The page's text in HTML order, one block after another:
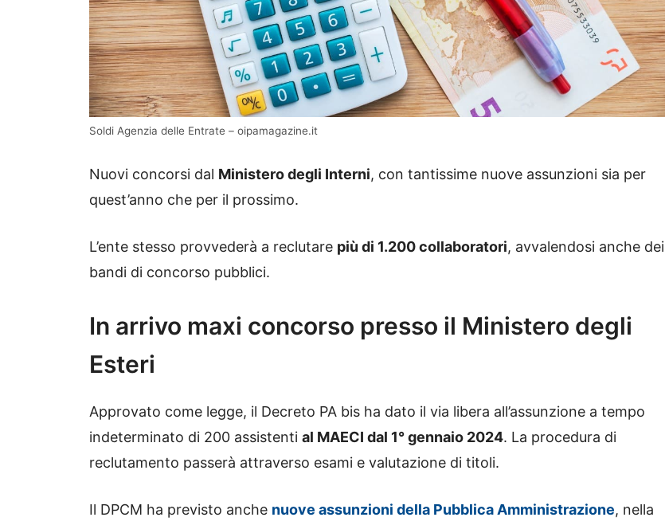
Soldi Agenzia delle Entrate – oipamagazine.it
Nuovi concorsi dal Ministero degli Interni, con tantissime nuove assunzioni sia per
quest’anno che per il prossimo.
L’ente stesso provvederà a reclutare più di 1.200 collaboratori, avvalendosi anche dei
bandi di concorso pubblici.
In arrivo maxi concorso presso il Ministero degli
Esteri
Approvato come legge, il Decreto PA bis ha dato il via libera all’assunzione a tempo
indeterminato di 200 assistenti al MAECI dal 1° gennaio 2024. La procedura di
reclutamento passerà attraverso esami e valutazione di titoli.
Il DPCM ha previsto anche nuove assunzioni della Pubblica Amministrazione, nella